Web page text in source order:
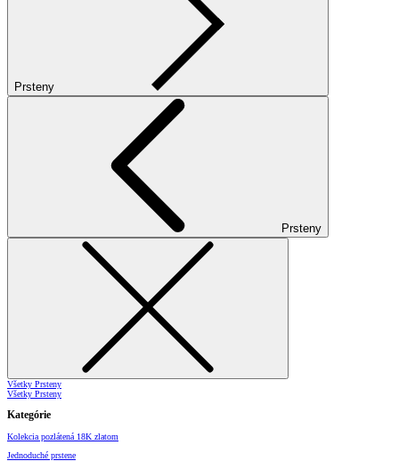
Prsteny
Prsteny
Všetky Prsteny
Všetky Prsteny
Kategórie
Kolekcia pozlátená 18K zlatom
Jednoduché prstene